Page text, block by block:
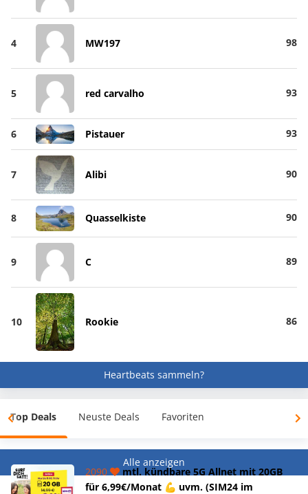
4 MW197 98
5 red carvalho 93
6 Pistauer 93
7 Alibi 90
8 Quasselkiste 90
9 C 89
10 Rookie 86
Heartbeats sammeln?
Top Deals Neuste Deals Favoriten
Alle anzeigen
2090
mtl. kündbare 5G Allnet mit 20GB
für 6,99€/Monat 💪 uvm. (SIM24 im